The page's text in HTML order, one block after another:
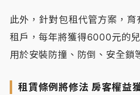
此外，針對包租代管方案，
租戶，每年將獲得6000元的
用於安裝防撞、防倒、安全鎖
租賃條例將修法 房客權益